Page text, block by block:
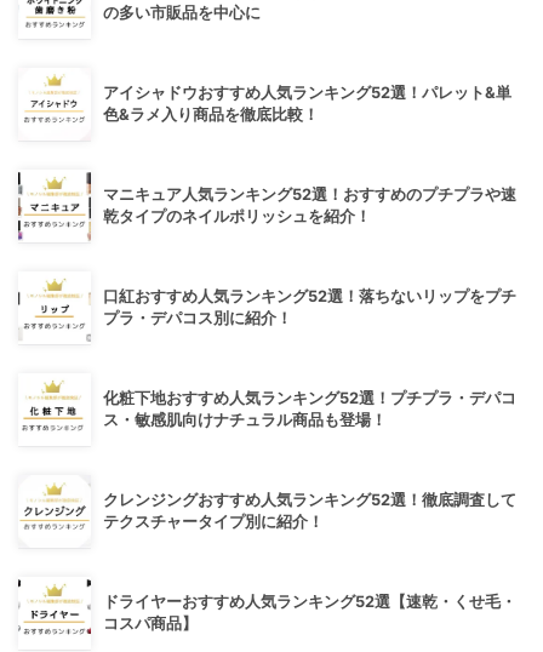
の多い市販品を中心に
アイシャドウおすすめ人気ランキング52選！パレット&単
色&ラメ入り商品を徹底比較！
マニキュア人気ランキング52選！おすすめのプチプラや速
乾タイプのネイルポリッシュを紹介！
口紅おすすめ人気ランキング52選！落ちないリップをプチ
プラ・デパコス別に紹介！
化粧下地おすすめ人気ランキング52選！プチプラ・デパコ
ス・敏感肌向けナチュラル商品も登場！
クレンジングおすすめ人気ランキング52選！徹底調査して
テクスチャータイプ別に紹介！
ドライヤーおすすめ人気ランキング52選【速乾・くせ毛・
コスパ商品】